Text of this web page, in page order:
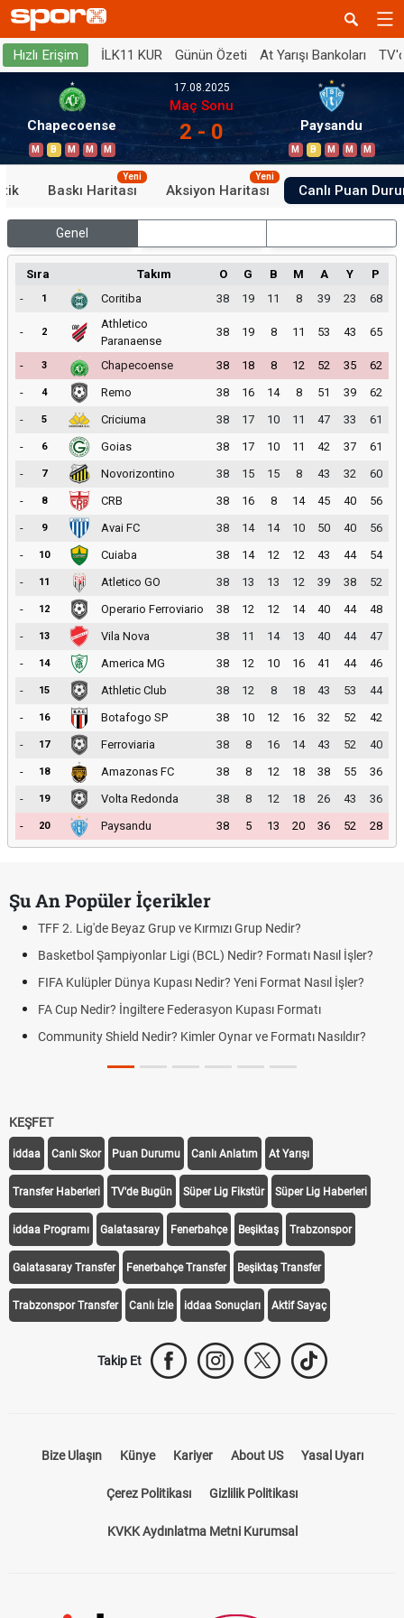
Hızlı Erişim İLK11 KUR Günün Özeti At Yarışı Bankoları
Chapecoense
M B M M M
17.08.2025
Maç Sonu
2 - 0 Paysandu
M B M M M
Baskı Haritası
Yeni
Aksiyon Haritası
Yeni
Canlı Puan
Genel
Sıra Takım O G B M A Y
P
-
1 Coritiba 38 19 11 8 39 23 68
- 2
Athletico
Paranaense
38 19 8 11 53 43 65
- 3 Chapecoense 38 18 8 12 52 35
62
-
4 Remo 38 16 14 8 51 39
62
-
5 Criciuma 38 17 10 11 47 33
61
-
6 Goias 38 17 10 11 42 37
61
-
7 Novorizontino 38 15 15 8 43 32
60
-
8 CRB 38 16 8 14 45 40
56
-
9 Avai FC 38 14 14 10 50 40
56
-
10 Cuiaba 38 14 12 12 43 44
54
-
11 Atletico GO 38 13 13 12 39 38
52
-
12 Operario Ferroviario 38 12 12 14 40 44
48
-
13 Vila Nova 38 11 14 13 40 44
47
-
14 America MG 38 12 10 16 41 44
46
-
15 Athletic Club 38 12 8 18 43 53
44
-
16 Botafogo SP 38 10 12 16 32 52
42
-
17 Ferroviaria 38 8 16 14 43 52
40
-
18 Amazonas FC 38 8 12 18 38 55
36
-
19 Volta Redonda 38 8 12 18 26 43
36
-
20 Paysandu 38 5 13 20 36 52 28
Şu An Popüler İçerikler
TFF 2. Lig'de Beyaz Grup ve Kırmızı Grup Nedir?
Basketbol Şampiyonlar Ligi (BCL) Nedir? Formatı Nasıl İşler?
FIFA Kulüpler Dünya Kupası Nedir? Yeni Format Nasıl İşler?
FA Cup Nedir? İngiltere Federasyon Kupası Formatı
Community Shield Nedir? Kimler Oynar ve Formatı Nasıldır?
KEŞFET
iddaa Canlı Skor Puan Durumu Canlı Anlatım At Yarışı
Transfer Haberleri TV'de Bugün Süper Lig Fikstür Süper Lig Haberleri
iddaa Programı Galatasaray Fenerbahçe Beşiktaş Trabzonspor
Galatasaray Transfer Fenerbahçe Transfer Beşiktaş Transfer
Trabzonspor Transfer Canlı İzle iddaa Sonuçları Aktif Sayaç
Takip Et
Bize Ulaşın Künye Kariyer About US Yasal Uyarı
Çerez Politikası Gizlilik Politikası
KVKK Aydınlatma Metni Kurumsal